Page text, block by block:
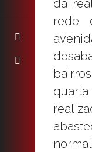
da
rede